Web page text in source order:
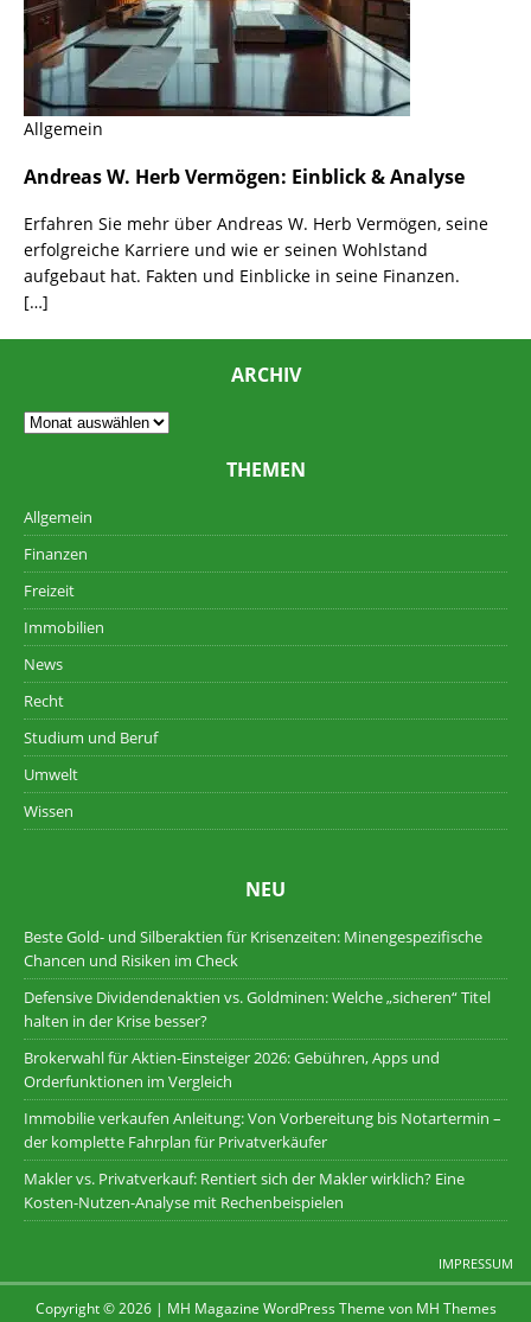
Allgemein
Andreas W. Herb Vermögen: Einblick & Analyse
Erfahren Sie mehr über Andreas W. Herb Vermögen, seine
erfolgreiche Karriere und wie er seinen Wohlstand
aufgebaut hat. Fakten und Einblicke in seine Finanzen.
[…]
ARCHIV
THEMEN
Allgemein
Finanzen
Freizeit
Immobilien
News
Recht
Studium und Beruf
Umwelt
Wissen
NEU
Beste Gold- und Silberaktien für Krisenzeiten: Minengespezifische
Chancen und Risiken im Check
Defensive Dividendenaktien vs. Goldminen: Welche „sicheren“ Titel
halten in der Krise besser?
Brokerwahl für Aktien-Einsteiger 2026: Gebühren, Apps und
Orderfunktionen im Vergleich
Immobilie verkaufen Anleitung: Von Vorbereitung bis Notartermin –
der komplette Fahrplan für Privatverkäufer
Makler vs. Privatverkauf: Rentiert sich der Makler wirklich? Eine
Kosten-Nutzen-Analyse mit Rechenbeispielen
IMPRESSUM
Copyright © 2026 | MH Magazine WordPress Theme von MH Themes